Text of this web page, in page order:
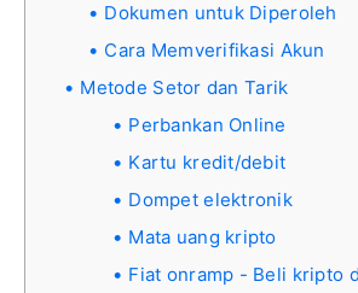
Dokumen untuk Diperoleh
Cara Memverifikasi Akun
Metode Setor dan Tarik
Perbankan Online
Kartu kredit/debit
Dompet elektronik
Mata uang kripto
Fiat onramp - Beli kripto